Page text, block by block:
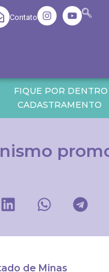
Contato
FIQUE POR DENTRO
CADASTRAMENTO
de Minas